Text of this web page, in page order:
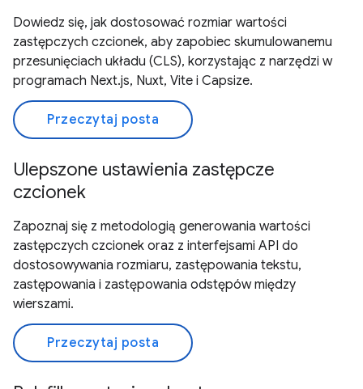
Dowiedz się, jak dostosować rozmiar wartości
zastępczych czcionek, aby zapobiec skumulowanemu
przesunięciach układu (CLS), korzystając z narzędzi w
programach Next.js, Nuxt, Vite i Capsize.
Przeczytaj posta
Ulepszone ustawienia zastępcze
czcionek
Zapoznaj się z metodologią generowania wartości
zastępczych czcionek oraz z interfejsami API do
dostosowywania rozmiaru, zastępowania tekstu,
zastępowania i zastępowania odstępów między
wierszami.
Przeczytaj posta